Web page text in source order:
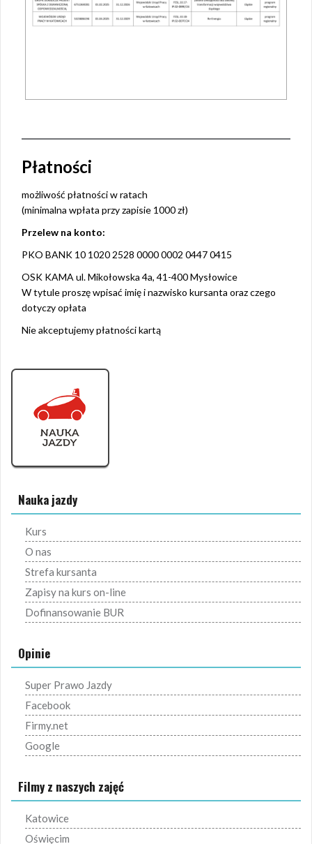
Płatności
możliwość płatności w ratach
(minimalna wpłata przy zapisie 1000 zł)
Przelew na konto:
PKO BANK 10 1020 2528 0000 0002 0447 0415
OSK KAMA ul. Mikołowska 4a, 41-400 Mysłowice
W tytule proszę wpisać imię i nazwisko kursanta oraz czego
dotyczy opłata
Nie akceptujemy płatności kartą
Nauka jazdy
Kurs
O nas
Strefa kursanta
Zapisy na kurs on-line
Dofinansowanie BUR
Opinie
Super Prawo Jazdy
Facebook
Firmy.net
Google
Filmy z naszych zajęć
Katowice
Oświęcim